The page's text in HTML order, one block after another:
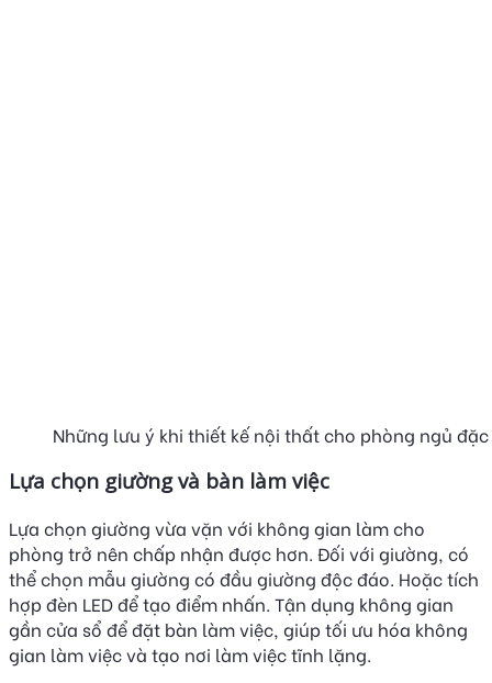
Những lưu ý khi thiết kế nội thất cho phòng ngủ
Lựa chọn giường và bàn làm việc
Lựa chọn giường vừa vặn với không gian làm cho
phòng trở nên chấp nhận được hơn. Đối với giường, có
thể chọn mẫu giường có đầu giường độc đáo. Hoặc tích
hợp đèn LED để tạo điểm nhấn. Tận dụng không gian
gần cửa sổ để đặt bàn làm việc, giúp tối ưu hóa không
gian làm việc và tạo nơi làm việc tĩnh lặng.